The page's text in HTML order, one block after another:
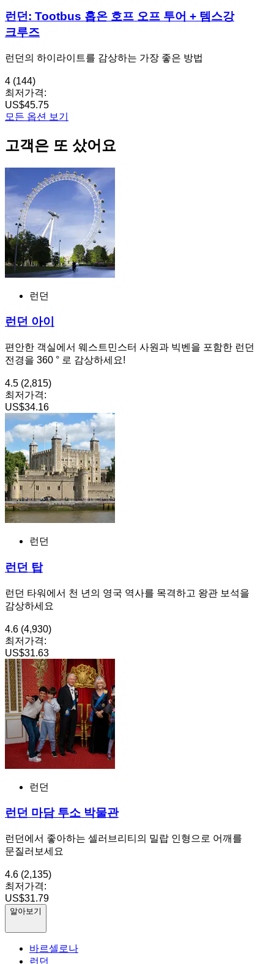
런던: Tootbus 홉온 호프 오프 투어 + 템스강
크루즈
런던의 하이라이트를 감상하는 가장 좋은 방법
4 (144)
최저가격:
US$45.75
모든 옵션 보기
고객은 또 샀어요
런던
런던 아이
편안한 객실에서 웨스트민스터 사원과 빅벤을 포함한 런던
전경을 360 ° 로 감상하세요!
4.5 (2,815)
최저가격:
US$34.16
런던
런던 탑
런던 타워에서 천 년의 영국 역사를 목격하고 왕관 보석을
감상하세요
4.6 (4,930)
최저가격:
US$31.63
런던
런던 마담 투소 박물관
런던에서 좋아하는 셀러브리티의 밀랍 인형으로 어깨를
문질러보세요
4.6 (2,135)
최저가격:
US$31.79
알아보기
바르셀로나
런던